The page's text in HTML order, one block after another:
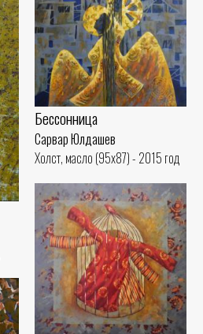
Бессонница
Сарвар Юлдашев
Холст, масло (95x87) - 2015 год